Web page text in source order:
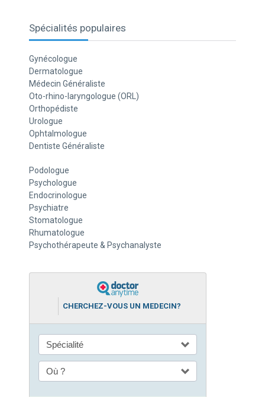
Spécialités populaires
Gynécologue
Dermatologue
Médecin Généraliste
Oto-rhino-laryngologue (ORL)
Orthopédiste
Urologue
Ophtalmologue
Dentiste Généraliste
Podologue
Psychologue
Endocrinologue
Psychiatre
Stomatologue
Rhumatologue
Psychothérapeute & Psychanalyste
CHERCHEZ-VOUS UN MEDECIN?